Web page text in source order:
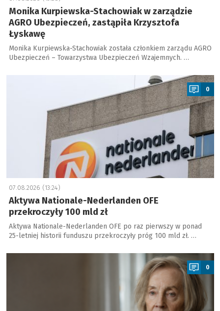
Monika Kurpiewska-Stachowiak w zarządzie
AGRO Ubezpieczeń, zastąpiła Krzysztofa
Łyskawę
Monika Kurpiewska-Stachowiak została członkiem zarządu AGRO
Ubezpieczeń – Towarzystwa Ubezpieczeń Wzajemnych. …
0
07.08.2026 (13:24)
Aktywa Nationale-Nederlanden OFE
przekroczyły 100 mld zł
Aktywa Nationale-Nederlanden OFE po raz pierwszy w ponad
25-letniej historii funduszu przekroczyły próg 100 mld zł. …
a
0